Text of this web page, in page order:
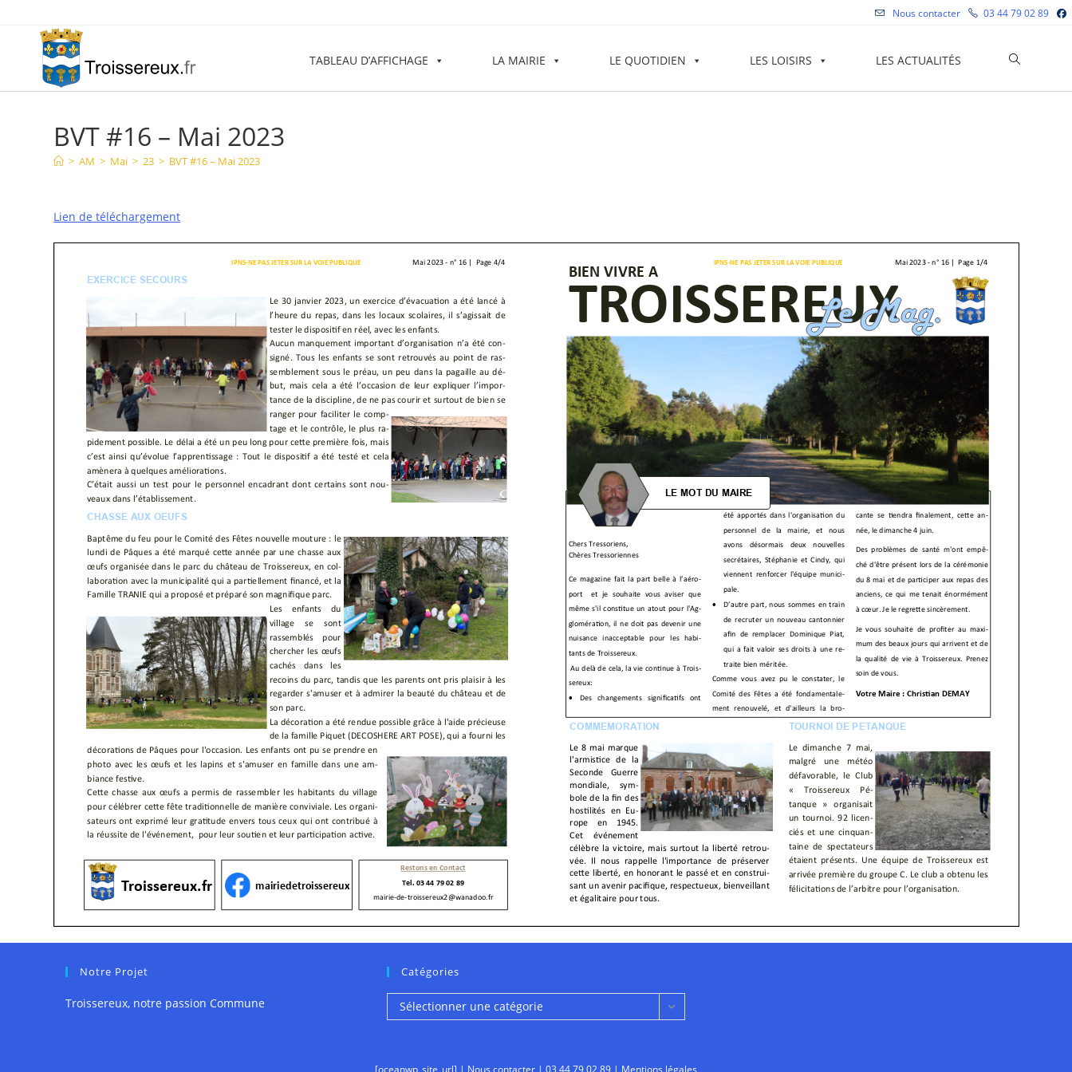
Nous contacter 03 44 79 02 89
TABLEAU D’AFFICHAGE LA MAIRIE LE QUOTIDIEN LES LOISIRS LES ACTUALITÉS Toggle
BVT #16 – Mai 2023
> AM > Mai > 23 > BVT #16 – Mai 2023
Lien de téléchargement
Notre Projet
Troissereux, notre passion Commune
Catégories
Catégories
Sélectionner une catégorie
[oceanwp_site_url] | Nous contacter | 03 44 79 02 89 | Mentions légales